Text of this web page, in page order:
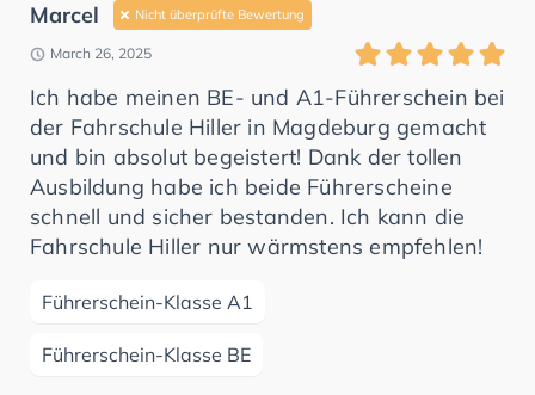
Marcel Nicht überprüfte Bewertung
March 26, 2025
Ich habe meinen BE- und A1-Führerschein bei
der Fahrschule Hiller in Magdeburg gemacht
und bin absolut begeistert! Dank der tollen
Ausbildung habe ich beide Führerscheine
schnell und sicher bestanden. Ich kann die
Fahrschule Hiller nur wärmstens empfehlen!
Führerschein-Klasse A1
Führerschein-Klasse BE